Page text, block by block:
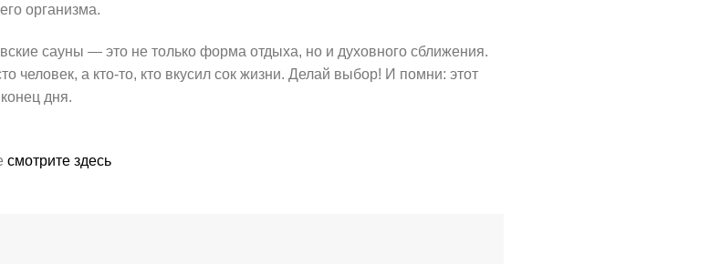
организма.
сауны — это не только форма отдыха, но и духовного сближения.
человек, а кто-то, кто вкусил сок жизни. Делай выбор! И помни: этот
дня.
смотрите здесь